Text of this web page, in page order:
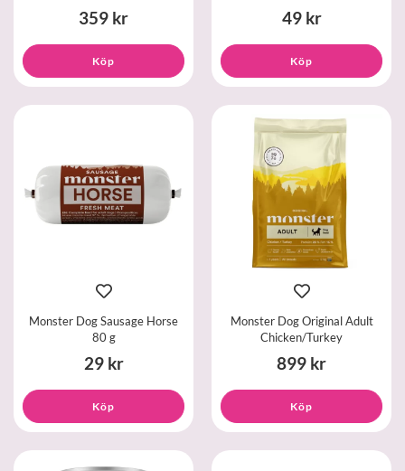
359 kr
Köp
49 kr
Köp
Monster Dog Sausage Horse
80 g
29 kr
Köp
Monster Dog Original Adult
Chicken/Turkey
899 kr
Köp